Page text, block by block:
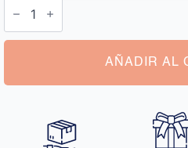
Personalizado
cantidad
AÑADIR AL